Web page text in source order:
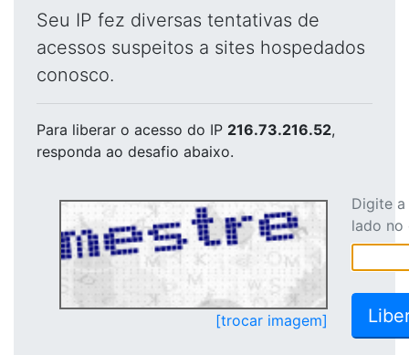
Seu IP fez diversas tentativas de
acessos suspeitos a sites hospedados
conosco.
Para liberar o acesso do IP 216.73.216.52,
responda ao desafio abaixo.
[trocar imagem]
Digite
lado no